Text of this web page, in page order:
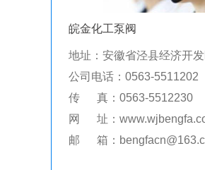
皖金化工泵阀
地址：安徽省泾县经济开
公司电话：0563-5511202
传 真：0563-5512230
网 址：
邮 箱：